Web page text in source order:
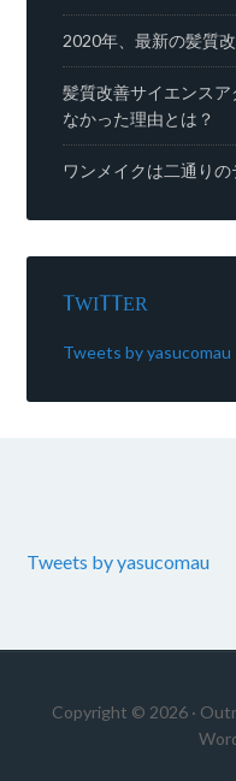
2020年、最新の髪質
髪質改善サイエンス
なかった理由とは？
ワンメイクは二通り
TWITTER
Tweets by yasucomau
Tweets by yasucomau
Copyright © 2026 ·